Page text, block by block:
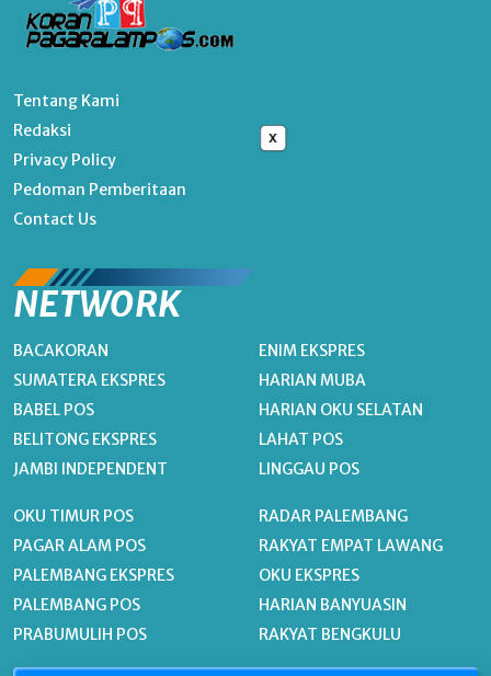
x
Tentang Kami
Redaksi
Privacy Policy
Pedoman Pemberitaan
Contact Us
NETWORK
BACAKORAN
SUMATERA EKSPRES
BABEL POS
BELITONG EKSPRES
JAMBI INDEPENDENT
ENIM EKSPRES
HARIAN MUBA
HARIAN OKU SELATAN
LAHAT POS
LINGGAU POS
OKU TIMUR POS
PAGAR ALAM POS
PALEMBANG EKSPRES
PALEMBANG POS
PRABUMULIH POS
RADAR PALEMBANG
RAKYAT EMPAT LAWANG
OKU EKSPRES
HARIAN BANYUASIN
RAKYAT BENGKULU